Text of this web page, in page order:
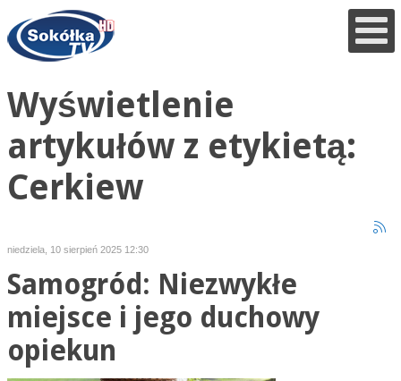
Wyświetlenie
artykułów z etykietą:
Cerkiew
niedziela, 10 sierpień 2025 12:30
Samogród: Niezwykłe
miejsce i jego duchowy
opiekun